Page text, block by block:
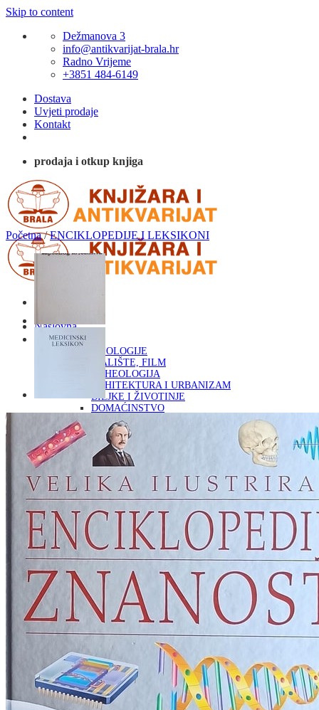
Skip to content
Dežmanova 3
info@antikvarijat-brala.hr
Radno Vrijeme
+3851 484-6149
Dostava
Uvjeti prodaje
Kontakt
prodaja i otkup knjiga
Naslovna
KNJIGE
OD ARHEOLOGIJE
DO KAZALIŠTE, FILM
ARHEOLOGIJA
ARHITEKTURA I URBANIZAM
BILJKE I ŽIVOTINJE
DOMAĆINSTVO
ENCIKLOPEDIJE I LEKSIKONI
ETNOLOGIJA
FILOZOFIJA, SOCIOLOGIJA, ANTROPOLOGIJA
FOTOGRAFIJA
GLAZBENA UMJETNOST
KAZALIŠTE, FILM
OD KNJIŽEVNOST
DO RELIGIJA
KNJIŽEVNOST
LIKOVNA UMJETNOST
LJEKOVITO BILJE I ZDRAVLJE
MITOLOGIJA
POVIJEST I PUBLICISTIKA
PRIRODNE ZNANOSTI
PSIHOLOGIJA, POPULARNA PSIHOLOGIJA,
ALTERNATIVA
RAZNO
RELIGIJA
OD RJEČNIKA
DO ZEMLJOVIDA
RJEČNICI, GRAMATIKE, PRAVOPISI…
ŠAH
SPORT
STRIPOVI
TEHNIČKE ZNANOSTI
TEORIJA I POVIJEST KNJIŽEVNOSTI
Početna / ENCIKLOPEDIJE I LEKSIKONI